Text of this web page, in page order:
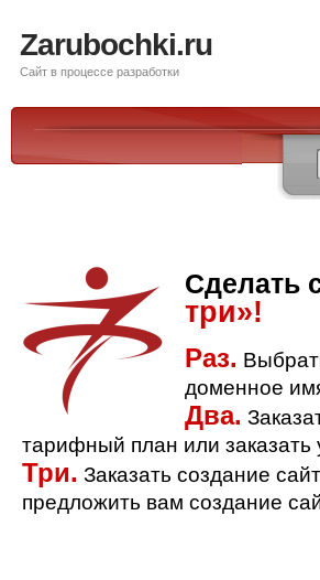
Zarubochki.ru
Сайт в процессе разработки
Сделать
три»!
Раз.
доменное
Два.
тарифный план или заказать
Три. Заказать создание
предложить вам создание